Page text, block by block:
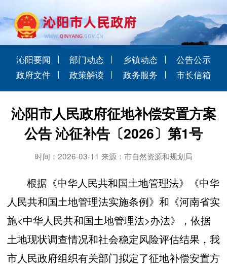
沁阳要闻 部门动态 乡镇动态
公告公示
政府文件
政策解读 政务服务 市长信箱
沁阳市人民政府征地补偿安置方案
公告 沁征补告〔2026〕第1号
时间：2026-03-11 来源：市自然资源和规划局
根据《中华人民共和国土地管理法》《中华
人民共和国土地管理法实施条例》和《河南省实
施<中华人民共和国土地管理法>办法》，依据
土地现状调查情况和社会稳定风险评估结果，我
市人民政府组织有关部门拟定了征地补偿安置方